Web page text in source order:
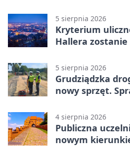
5 sierpnia 2026
Kryterium
Hallera
5 sierpnia 2026
Grudziądzka
nowy sprzęt.
4 sierpnia 2026
Publiczna
nowym